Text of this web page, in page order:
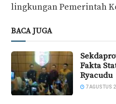
lingkungan Pemerintah
BACA JUGA
Fakta
Ryacudu
7 AGUSTUS